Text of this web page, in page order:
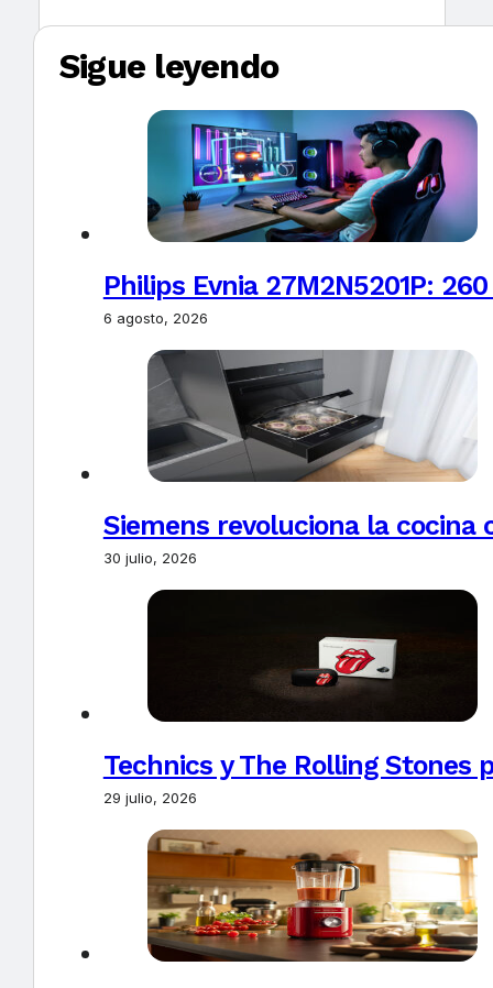
Sigue leyendo
Philips Evnia 27M2N5201P:
6 agosto, 2026
Siemens revoluciona la
30 julio, 2026
Technics y The Rolling Stones
29 julio, 2026